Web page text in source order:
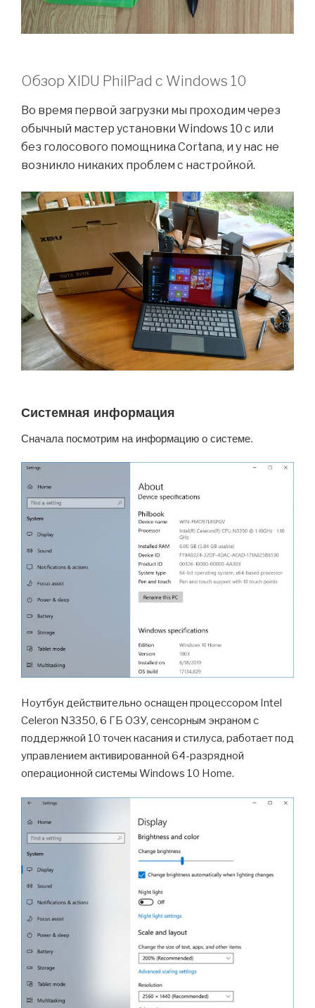
Обзор XIDU PhilPad с Windows 10
Во время первой загрузки мы проходим через
обычный мастер установки Windows 10 с или
без голосового помощника Cortana, и у нас не
возникло никаких проблем с настройкой.
Системная информация
Сначала посмотрим на информацию о системе.
Ноутбук действительно оснащен процессором Intel
Celeron N3350, 6 ГБ ОЗУ, сенсорным экраном с
поддержкой 10 точек касания и стилуса, работает под
управлением активированной 64-разрядной
операционной системы Windows 10 Home.